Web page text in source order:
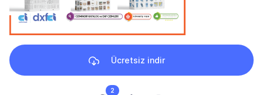
Ücretsiz indir
2